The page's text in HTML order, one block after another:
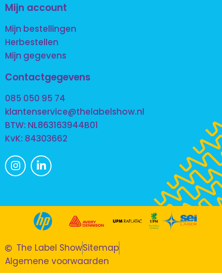
Mijn account
Mijn bestellingen
Herbestellen
Mijn gegevens
Contactgegevens
085 050 95 74
klantenservice@thelabelshow.nl
BTW: NL863163944B01
KvK: 84303662
The Label ShowSitemap
Algemene voorwaarden